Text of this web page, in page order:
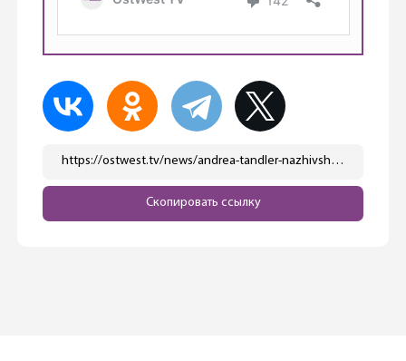
https://ostwest.tv/news/andrea-tandler-nazhivshayasya-na-prodazhe-masok-v-nachale-pandemii-arestovana-v-mjunhene/
Скопировать ссылку